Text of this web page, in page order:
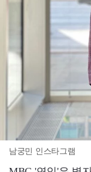
남궁민 인스타그램